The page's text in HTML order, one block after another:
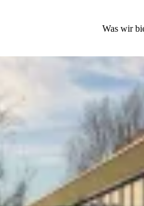
Was wir